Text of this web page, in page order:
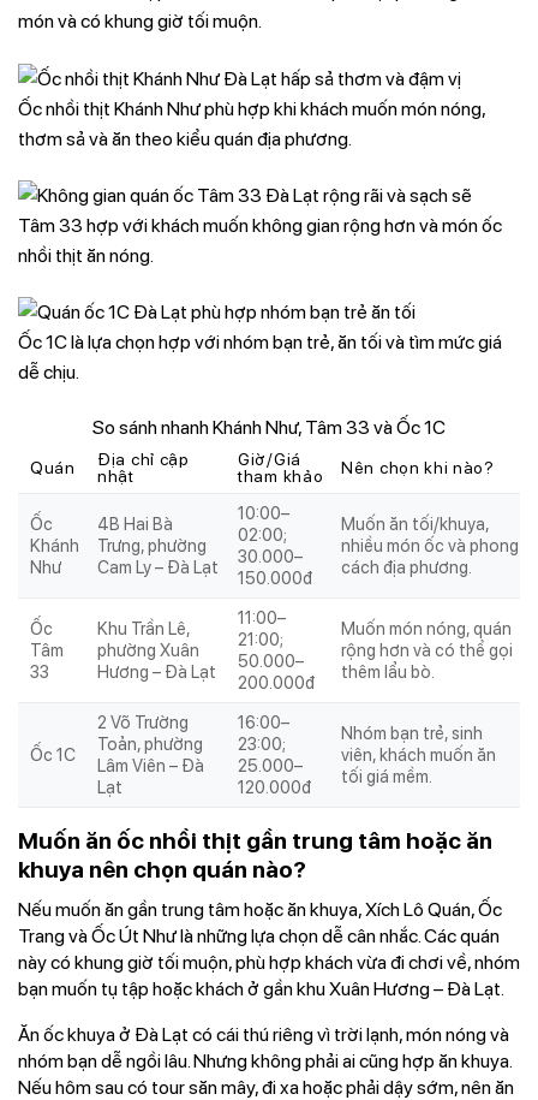
món và có khung giờ tối muộn.
Ốc nhồi thịt Khánh Như phù hợp khi khách muốn món nóng,
thơm sả và ăn theo kiểu quán địa phương.
Tâm 33 hợp với khách muốn không gian rộng hơn và món ốc
nhồi thịt ăn nóng.
Ốc 1C là lựa chọn hợp với nhóm bạn trẻ, ăn tối và tìm mức giá
dễ chịu.
So sánh nhanh Khánh Như, Tâm 33 và Ốc 1C
Quán
Địa chỉ cập
nhật
Giờ/Giá
tham khảo
Nên chọn khi nào?
Ốc
Khánh
Như
4B Hai Bà
Trưng, phường
Cam Ly – Đà Lạt
10:00–
02:00;
30.000–
150.000đ
Muốn ăn tối/khuya,
nhiều món ốc và phong
cách địa phương.
Ốc
Tâm
33
Khu Trần Lê,
phường Xuân
Hương – Đà Lạt
11:00–
21:00;
50.000–
200.000đ
Muốn món nóng, quán
rộng hơn và có thể gọi
thêm lẩu bò.
Ốc 1C
2 Võ Trường
Toản, phường
Lâm Viên – Đà
Lạt
16:00–
23:00;
25.000–
120.000đ
Nhóm bạn trẻ, sinh
viên, khách muốn ăn
tối giá mềm.
Muốn ăn ốc nhồi thịt gần trung tâm hoặc ăn
khuya nên chọn quán nào?
Nếu muốn ăn gần trung tâm hoặc ăn khuya, Xích Lô Quán, Ốc
Trang và Ốc Út Như là những lựa chọn dễ cân nhắc. Các quán
này có khung giờ tối muộn, phù hợp khách vừa đi chơi về, nhóm
bạn muốn tụ tập hoặc khách ở gần khu Xuân Hương – Đà Lạt.
Ăn ốc khuya ở Đà Lạt có cái thú riêng vì trời lạnh, món nóng và
nhóm bạn dễ ngồi lâu. Nhưng không phải ai cũng hợp ăn khuya.
Nếu hôm sau có tour săn mây, đi xa hoặc phải dậy sớm, nên ăn